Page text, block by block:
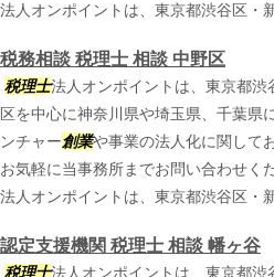
法人オンポイントは、東京都渋谷区・
税務相談 税理士 相談 中野区
税理士法人オンポイントは、東京都
区を中心に神奈川県や埼玉県、千葉県
ンチャー創業や事業の法人化に関して
お気軽に当事務所までお問い合わせく
法人オンポイントは、東京都渋谷区・
認定支援機関 税理士 相談 幡ヶ谷
税理士法人オンポイントは、東京都